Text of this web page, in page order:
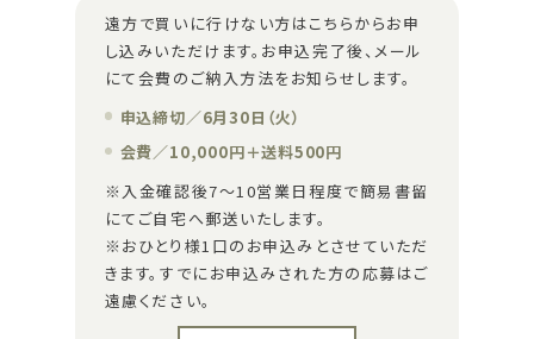
遠方で買いに行けない方はこちらからお申
し込みいただけます。お申込完了後、メール
にて会費のご納入方法をお知らせします。
申込締切／6月30日（火）
会費／10,000円＋送料500円
※入金確認後7～10営業日程度で簡易書留
にてご自宅へ郵送いたします。
※おひとり様1口のお申込みとさせていただ
きます。すでにお申込みされた方の応募はご
遠慮ください。